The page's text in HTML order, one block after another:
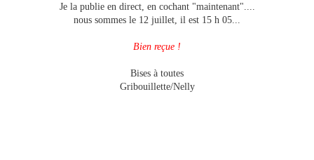
Je la publie en direct, en cochant "maintenant"....
nous sommes le 12 juillet, il est 15 h 05...
Bien reçue !
Bises à toutes
Gribouillette/Nelly